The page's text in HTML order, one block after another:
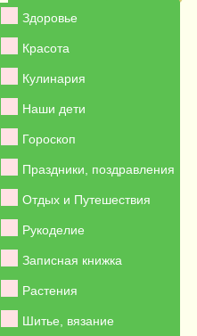
Здоровье
Красота
Кулинария
Наши дети
Гороскоп
Праздники, поздравления
Отдых и Путешествия
Рукоделие
Записная книжка
Растения
Шитье, вязание